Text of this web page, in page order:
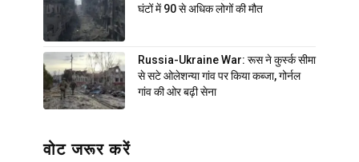
घंटों में 90 से अधिक लोगों की मौत
Russia-Ukraine War: रूस ने कुर्स्क सीमा
से सटे ओलेशन्या गांव पर किया कब्जा, गोर्नल
गांव की ओर बढ़ी सेना
वोट जरूर करें